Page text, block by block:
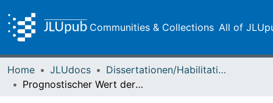
Communities & Collections All of
Home JLUdocs
Dissertationen/Habilitationen
Prognostischer Wert der Herzfrequenzvariabilität nach akutem Myokardinfarkt in der Ära der akuten Reperfusion